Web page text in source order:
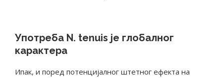
Употреба N. tenuis је глобалног
карактера
Ипак, и поред потенцијалног штетног ефекта на